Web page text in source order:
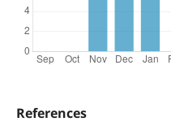
References